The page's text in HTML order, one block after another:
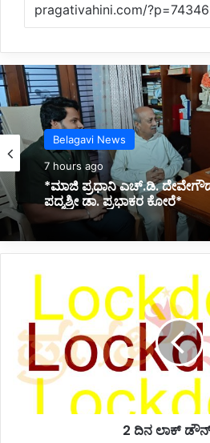
Belagavi News
7 hours ago
*ಮಾಜಿ ಪ್ರಧಾನಿ ಎಚ್.ಡಿ.
ಪದ್ಮಶ್ರೀ ಡಾ. ಪ್ರಭಾಕರ ಕೋರೆ*
Kannada News
8 hours ago
*2025 ರಲ್ಲಿ ಪ್ರಧಾನಮಂತ್ರಿ ಅವರ
ಒಟ್ಟು ವೆಚ್ಚ ಎಷ್ಟು ಗೋತ್ತಾ..?*
ಲಾ
ಕ್
ಡೌ
ನ್
2 ದಿನ ಲಾಕ್ ಡೌನ್